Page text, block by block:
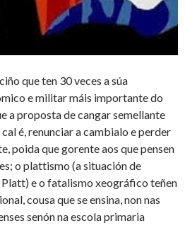
que ten 30 veces a súa
e militar máis importante do
a proposta de cangar semellante
é, renunciar a cambialo e perder
poida que gorente aos que pensen
o plattismo (a situación de
e o fatalismo xeográfico teñen
cousa que se ensina, non nas
senón na escola primaria